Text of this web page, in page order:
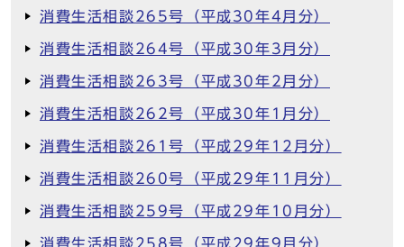
消費生活相談265号（平成30年4月分）
消費生活相談264号（平成30年3月分）
消費生活相談263号（平成30年2月分）
消費生活相談262号（平成30年1月分）
消費生活相談261号（平成29年12月分）
消費生活相談260号（平成29年11月分）
消費生活相談259号（平成29年10月分）
消費生活相談258号（平成29年9月分）